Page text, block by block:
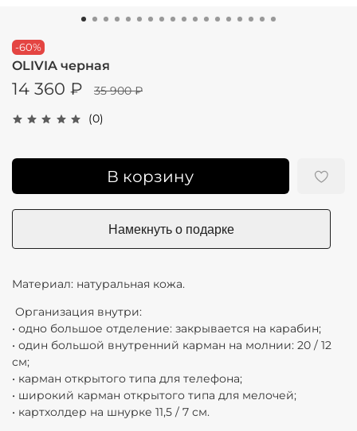
-60%
(0)
OLIVIA черная
14 360 ₽ 35 900 ₽
В корзину
Материал: натуральная кожа.
Организация внутри:
• одно большое отделение: закрывается на карабин;
• один большой внутренний карман на молнии: 20 / 12
см;
• карман открытого типа для телефона;
• широкий карман открытого типа для мелочей;
• картхолдер на шнурке 11,5 / 7 см.